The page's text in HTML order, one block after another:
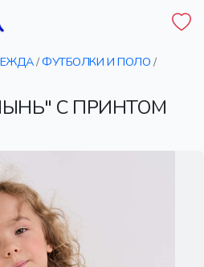
/ФУТБОЛКИ И ПОЛО /
С ПРИНТОМ